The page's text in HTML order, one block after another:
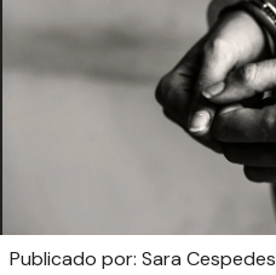
Publicado por: Sara Cespedes